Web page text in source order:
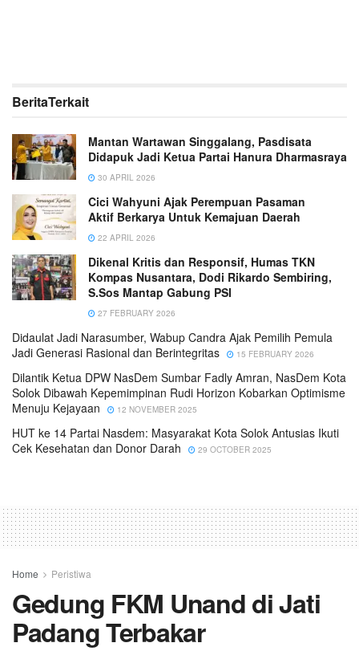
BeritaTerkait
Mantan Wartawan Singgalang, Pasdisata
Didapuk Jadi Ketua Partai Hanura Dharmasraya
30 APRIL 2026
Cici Wahyuni Ajak Perempuan Pasaman
Aktif Berkarya Untuk Kemajuan Daerah
22 APRIL 2026
Dikenal Kritis dan Responsif, Humas TKN
Kompas Nusantara, Dodi Rikardo Sembiring,
S.Sos Mantap Gabung PSI
27 FEBRUARY 2026
Didaulat Jadi Narasumber, Wabup Candra Ajak Pemilih Pemula
Jadi Generasi Rasional dan Berintegritas
15 FEBRUARY 2026
Dilantik Ketua DPW NasDem Sumbar Fadly Amran, NasDem Kota
Solok Dibawah Kepemimpinan Rudi Horizon Kobarkan Optimisme
Menuju Kejayaan
12 NOVEMBER 2025
HUT ke 14 Partai Nasdem: Masyarakat Kota Solok Antusias Ikuti
Cek Kesehatan dan Donor Darah
29 OCTOBER 2025
Home Peristiwa
Gedung FKM Unand di Jati
Padang Terbakar